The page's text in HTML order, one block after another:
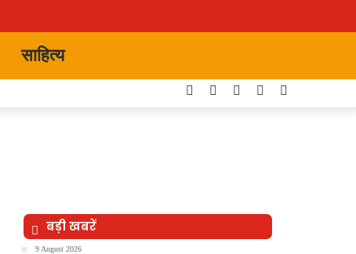
साहित्य
skin
Instagram
YouTube
Twitter
Facebook
बड़ी खबरें
9 August 2026